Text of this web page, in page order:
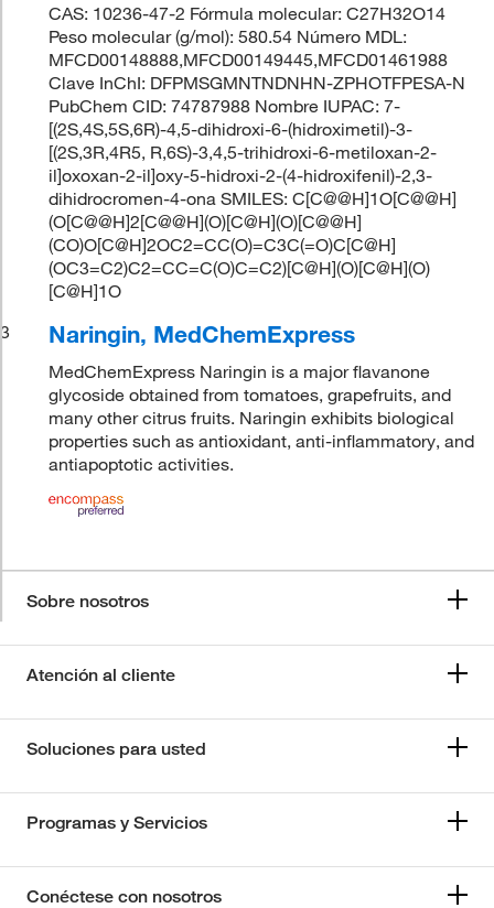
CAS: 10236-47-2 Fórmula molecular: C27H32O14
Peso molecular (g/mol): 580.54 Número MDL:
MFCD00148888,MFCD00149445,MFCD01461988
Clave InChI: DFPMSGMNTNDNHN-ZPHOTFPESA-N
PubChem CID: 74787988 Nombre IUPAC: 7-
[(2S,4S,5S,6R)-4,5-dihidroxi-6-(hidroximetil)-3-
[(2S,3R,4R5, R,6S)-3,4,5-trihidroxi-6-metiloxan-2-
il]oxoxan-2-il]oxy-5-hidroxi-2-(4-hidroxifenil)-2,3-
dihidrocromen-4-ona SMILES: C[C@@H]1O[C@@H]
(O[C@@H]2[C@@H](O)[C@H](O)[C@@H]
(CO)O[C@H]2OC2=CC(O)=C3C(=O)C[C@H]
(OC3=C2)C2=CC=C(O)C=C2)[C@H](O)[C@H](O)
[C@H]1O
3
Naringin, MedChemExpress
MedChemExpress Naringin is a major flavanone
glycoside obtained from tomatoes, grapefruits, and
many other citrus fruits. Naringin exhibits biological
properties such as antioxidant, anti-inflammatory, and
antiapoptotic activities.
Sobre nosotros
Atención al cliente
Soluciones para usted
Programas y Servicios
Conéctese con nosotros